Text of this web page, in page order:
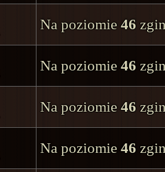
Na poziomie46
Na poziomie 46
Na poziomie46
Na poziomie 46